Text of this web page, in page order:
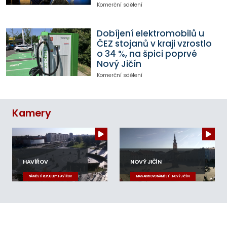
Komerční sdělení
Dobíjení elektromobilů u
ČEZ stojanů v kraji vzrostlo
o 34 %, na špici poprvé
Nový Jičín
Komerční sdělení
Kamery
HAVÍŘOV
NÁMĚSTÍ REPUBLIKY, HAVÍŘOV
NOVÝ JIČÍN
MASARYKOVO NÁMĚSTÍ, NOVÝ JIČÍN